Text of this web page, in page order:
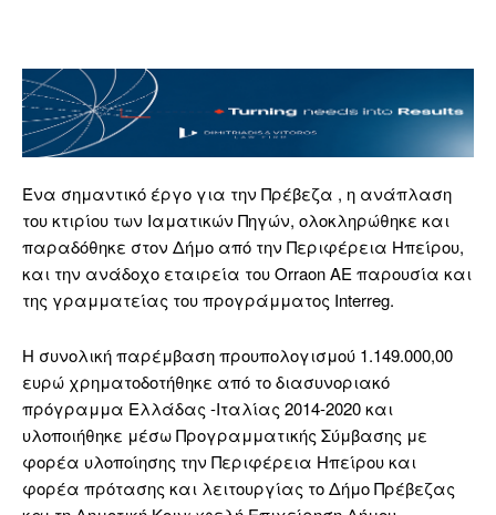
Ένα σημαντικό έργο για την Πρέβεζα , η ανάπλαση
του κτιρίου των Ιαματικών Πηγών, ολοκληρώθηκε και
παραδόθηκε στον Δήμο από την Περιφέρεια Ηπείρου,
και την ανάδοχο εταιρεία του Orraon ΑΕ παρουσία και
της γραμματείας του προγράμματος Interreg.
Η συνολική παρέμβαση προυπολογισμού 1.149.000,00
ευρώ χρηματοδοτήθηκε από το διασυνοριακό
πρόγραμμα Ελλάδας -Ιταλίας 2014-2020 και
υλοποιήθηκε μέσω Προγραμματικής Σύμβασης με
φορέα υλοποίησης την Περιφέρεια Ηπείρου και
φορέα πρότασης και λειτουργίας το Δήμο Πρέβεζας